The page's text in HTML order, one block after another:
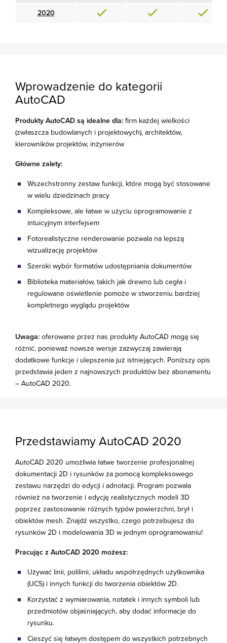
2020
Wprowadzenie do kategorii
AutoCAD
Produkty AutoCAD są idealne dla: firm każdej wielkości
(zwłaszcza budowlanych i projektowych), architektów,
kierowników projektów, inżynierów
Główne zalety:
Wszechstronny zestaw funkcji, które mogą być stosowane
w wielu dziedzinach pracy
Kompleksowe, ale łatwe w użyciu oprogramowanie z
intuicyjnym interfejsem
Fotorealistyczne renderowanie pozwala na lepszą
wizualizację projektów
Szeroki wybór formatów udostępniania dokumentów
Biblioteka materiałów, takich jak drewno lub cegła i
regulowane oświetlenie pomoże w stworzeniu bardziej
kompletnego wyglądu projektów
Uwaga: oferowane przez nas produkty AutoCAD mogą się
różnić, ponieważ nowsze wersje zazwyczaj zawierają
dodatkowe funkcje i ulepszenia już istniejących. Poniższy opis
przedstawia jeden z najnowszych produktów bez abonamentu
– AutoCAD 2020.
Przedstawiamy AutoCAD 2020
AutoCAD 2020 umożliwia łatwe tworzenie profesjonalnej
dokumentacji 2D i rysunków za pomocą kompleksowego
zestawu narzędzi do edycji i adnotacji. Program pozwala
również na tworzenie i edycję realistycznych modeli 3D
poprzez zastosowanie różnych typów powierzchni, brył i
obiektów mesh. Znajdź wszystko, czego potrzebujesz do
rysunków 2D i modelowania 3D w jednym oprogramowaniu!
Pracując z AutoCAD 2020 możesz:
Używać linii, polilinii, układu współrzędnych użytkownika
(UCS) i innych funkcji do tworzenia obiektów 2D.
Korzystać z wymiarowania, notatek i innych symboli lub
przedmiotów objaśniających, aby dodać informacje do
rysunku.
Cieszyć się łatwym dostępem do wszystkich potrzebnych